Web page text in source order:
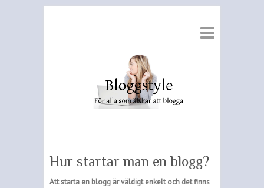
Hur startar man en blogg?
Att starta en blogg är väldigt enkelt och det finns